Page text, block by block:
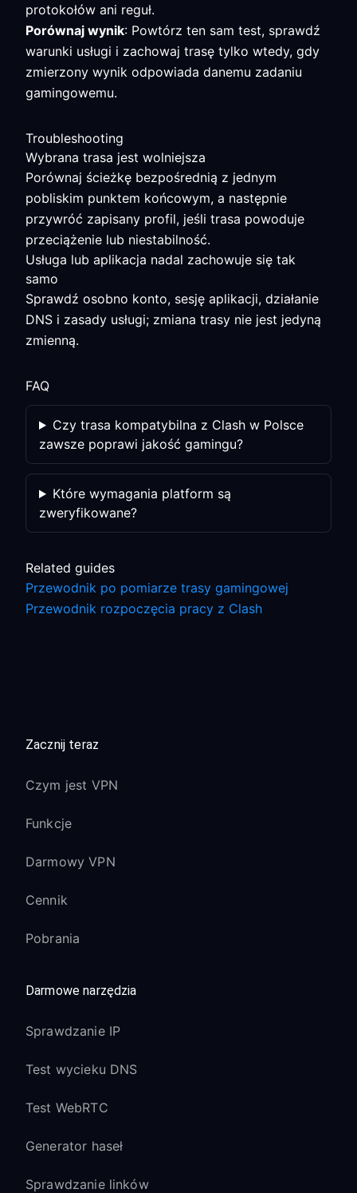
protokołów ani reguł.
Porównaj wynik: Powtórz ten sam test, sprawdź
warunki usługi i zachowaj trasę tylko wtedy, gdy
zmierzony wynik odpowiada danemu zadaniu
gamingowemu.
Troubleshooting
Wybrana trasa jest wolniejsza
Porównaj ścieżkę bezpośrednią z jednym
pobliskim punktem końcowym, a następnie
przywróć zapisany profil, jeśli trasa powoduje
przeciążenie lub niestabilność.
Usługa lub aplikacja nadal zachowuje się tak
samo
Sprawdź osobno konto, sesję aplikacji, działanie
DNS i zasady usługi; zmiana trasy nie jest jedyną
zmienną.
FAQ
Czy trasa kompatybilna z Clash w Polsce
zawsze poprawi jakość gamingu?
Które wymagania platform są
zweryfikowane?
Related guides
Przewodnik po pomiarze trasy gamingowej
Przewodnik rozpoczęcia pracy z Clash
Zacznij teraz
Czym jest VPN
Funkcje
Darmowy VPN
Cennik
Pobrania
Darmowe narzędzia
Sprawdzanie IP
Test wycieku DNS
Test WebRTC
Generator haseł
Sprawdzanie linków